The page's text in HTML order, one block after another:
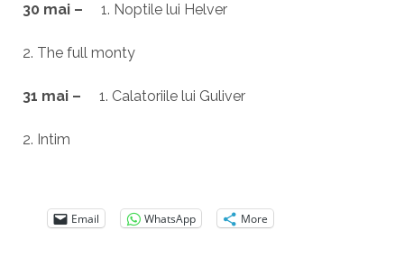
30 mai – 1. Noptile lui Helver
2. The full monty
31 mai – 1. Calatoriile lui Guliver
2. Intim
Email WhatsApp More